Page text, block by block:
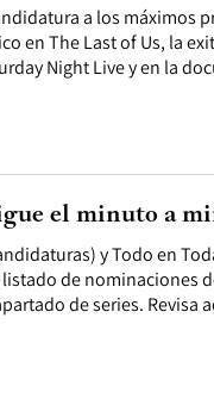
a los máximos
en The Last of Us, la
Night Live y en la
y Todo en
de nominaciones
de series. Revisa
el minuto a